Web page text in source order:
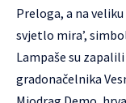
Preloga, a na
svjetlo mira’,
Lampaše su
gradonačelnika